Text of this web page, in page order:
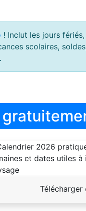
! Inclut les jours
scolaires,
Télécharger